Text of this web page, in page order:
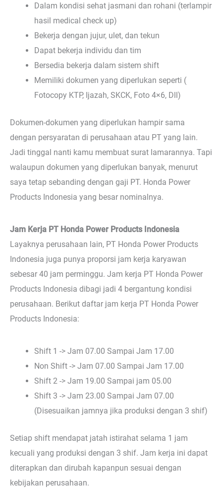
Dalam kondisi sehat jasmani dan rohani (terlampir
hasil medical check up)
Bekerja dengan jujur, ulet, dan tekun
Dapat bekerja individu dan tim
Bersedia bekerja dalam sistem shift
Memiliki dokumen yang diperlukan seperti (
Fotocopy KTP, Ijazah, SKCK, Foto 4×6, Dll)
Dokumen-dokumen yang diperlukan hampir sama
dengan persyaratan di perusahaan atau PT yang lain.
Jadi tinggal nanti kamu membuat surat lamarannya. Tapi
walaupun dokumen yang diperlukan banyak, menurut
saya tetap sebanding dengan gaji PT. Honda Power
Products Indonesia yang besar nominalnya.
Jam Kerja PT Honda Power Products Indonesia
Layaknya perusahaan lain, PT Honda Power Products
Indonesia juga punya proporsi jam kerja karyawan
sebesar 40 jam perminggu. Jam kerja PT Honda Power
Products Indonesia dibagi jadi 4 bergantung kondisi
perusahaan. Berikut daftar jam kerja PT Honda Power
Products Indonesia:
Shift 1 -> Jam 07.00 Sampai Jam 17.00
Non Shift -> Jam 07.00 Sampai Jam 17.00
Shift 2 -> Jam 19.00 Sampai jam 05.00
Shift 3 -> Jam 23.00 Sampai Jam 07.00
(Disesuaikan jamnya jika produksi dengan 3 shif)
Setiap shift mendapat jatah istirahat selama 1 jam
kecuali yang produksi dengan 3 shif. Jam kerja ini dapat
diterapkan dan dirubah kapanpun sesuai dengan
kebijakan perusahaan.